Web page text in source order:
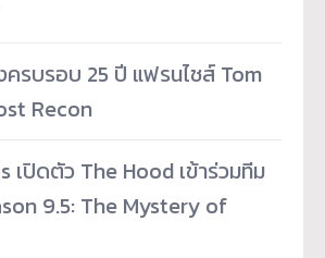
รบรอบ 25 ปี แฟรนไชส์ Tom
Recon
เปิดตัว The Hood เข้าร่วมทีม
9.5: The Mystery of